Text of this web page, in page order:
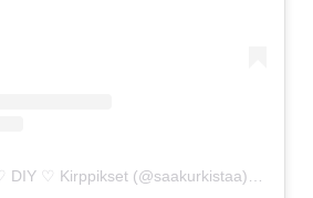
Henkilön Sisustus ♡ DIY ♡ Kirppikset (@saakurkistaa) jakama julkaisu